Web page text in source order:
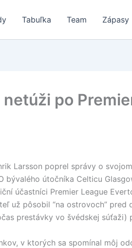
Tabuľka Team Zápasy
po
Larsson poprel správy o
bývalého útočníka Celticu
účastníci Premier League
už pôsobil “na ostrovoch” pred
prestávky vo švédskej súťaži)
v ktorých sa spomínal môj